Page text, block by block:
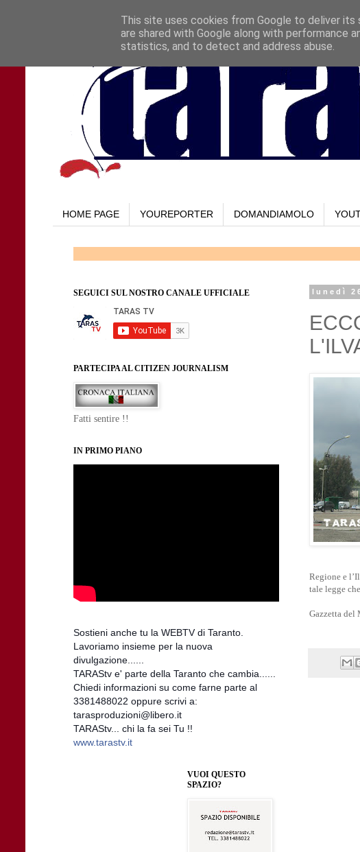
HOME PAGE YOUREPORTER DOMANDIAMOLO
lunedì
Regione e
tale legge
Gazzetta del
SEGUICI SUL NOSTRO CANALE UFFICIALE
PARTECIPA AL CITIZEN JOURNALISM
Fatti sentire !!
IN PRIMO PIANO
Sostieni anche tu la WEBTV di Taranto.
Lavoriamo insieme per la nuova
divulgazione......
TARAStv e' parte della Taranto che cambia......
Chiedi informazioni su come farne parte al
3381488022 oppure scrivi a:
tarasproduzioni@libero.it
TARAStv... chi la fa sei Tu !!
www.tarastv.it
VUOI QUESTO
SPAZIO?
This site uses cookies from Google to deliver its
are shared with Google along with performance
statistics, and to detect and address abuse.